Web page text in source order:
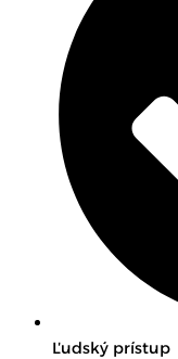
Ľudský prístup